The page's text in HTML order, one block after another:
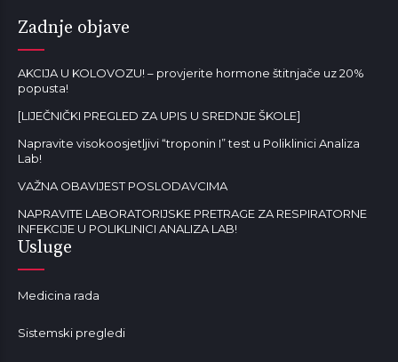
Zadnje objave
AKCIJA U KOLOVOZU! – provjerite hormone štitnjače uz 20%
popusta!
[LIJEČNIČKI PREGLED ZA UPIS U SREDNJE ŠKOLE]
Napravite visokoosjetljivi “troponin I” test u Poliklinici Analiza
Lab!
VAŽNA OBAVIJEST POSLODAVCIMA
NAPRAVITE LABORATORIJSKE PRETRAGE ZA RESPIRATORNE
INFEKCIJE U POLIKLINICI ANALIZA LAB!
Usluge
Medicina rada
Sistemski pregledi